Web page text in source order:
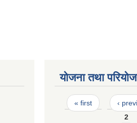
योजना तथा
Pages
« first ‹
2